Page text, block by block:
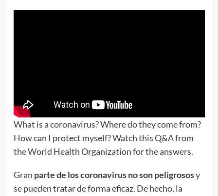
What is a coronavirus? Where do they come from?
How can I protect myself? Watch this Q&A from
the World Health Organization for the answers.
Gran parte de los coronavirus no son peligrososy
se pueden tratar de forma eficaz. De hecho, la